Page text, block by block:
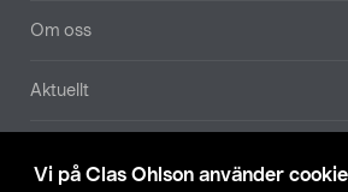
Vi på Clas Ohlson använder
Om oss
Aktuellt